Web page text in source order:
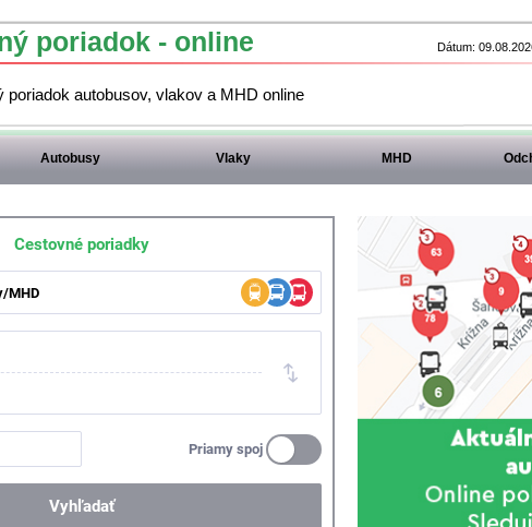
poriadok - online
poriadok autobusov, vlakov a MHD online
Dátum:
Autobusy Vlaky MHD